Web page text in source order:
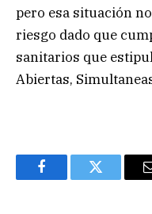
pero esa situación
riesgo dado que
sanitarios que
Abiertas,
FacebookTwitter